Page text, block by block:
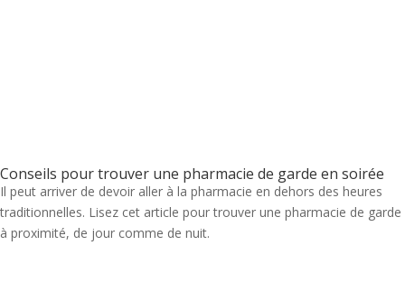
Conseils pour trouver une pharmacie de garde en soirée
Il peut arriver de devoir aller à la pharmacie en dehors des heures
traditionnelles. Lisez cet article pour trouver une pharmacie de garde
à proximité, de jour comme de nuit.